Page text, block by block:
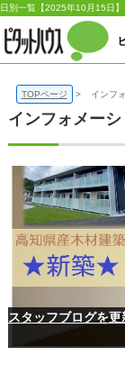
日別一覧【2025年10月15日
TOPページ インフ
インフォメー